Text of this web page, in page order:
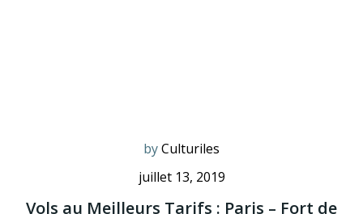
byCulturiles
juillet 13, 2019
Vols au Meilleurs Tarifs : Paris – Fort de